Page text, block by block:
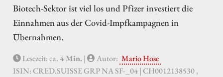
Biotech-Sektor ist viel los und Pfizer investiert die
Einnahmen aus der Covid-Impfkampagnen in
Übernahmen.
Lesezeit: ca.4 Min. | Autor: Mario Hose
ISIN: CRED.SUISSE GRP NA SF-_04 | CH0012138530 ,